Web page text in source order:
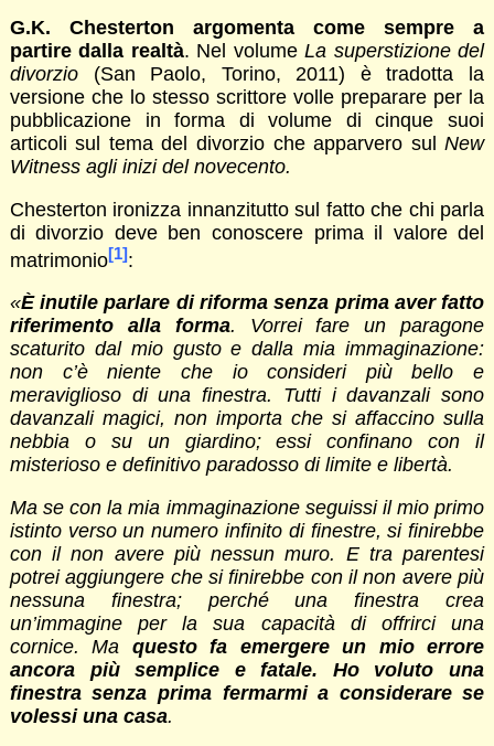
G.K. Chesterton argomenta come sempre a
partire dalla realtà. Nel volumeLa superstizione del
divorzio(San Paolo, Torino, 2011) è tradotta la
versione che lo stesso scrittore volle preparare per la
pubblicazione in forma di volume di cinque suoi
articoli sul tema del divorzio che apparvero sulNew
Witness agli inizi del novecento.
Chesterton ironizza innanzitutto sul fatto che chi parla
di divorzio deve ben conoscere prima il valore del
matrimonio[1]:
«È inutile parlare di riforma senza prima aver fatto
riferimento alla forma. Vorrei fare un paragone
scaturito dal mio gusto e dalla mia immaginazione:
non c’è niente che io consideri più bello e
meraviglioso di una finestra. Tutti i davanzali sono
davanzali magici, non importa che si affaccino sulla
nebbia o su un giardino; essi confinano con il
misterioso e definitivo paradosso di limite e libertà.
Ma se con la mia immaginazione seguissi il mio primo
istinto verso un numero infinito di finestre, si finirebbe
con il non avere più nessun muro. E tra parentesi
potrei aggiungere che si finirebbe con il non avere più
nessuna finestra; perché una finestra crea
un’immagine per la sua capacità di offrirci una
cornice. Ma questo fa emergere un mio errore
ancora più semplice e fatale. Ho voluto una
finestra senza prima fermarmi a considerare se
volessi una casa.